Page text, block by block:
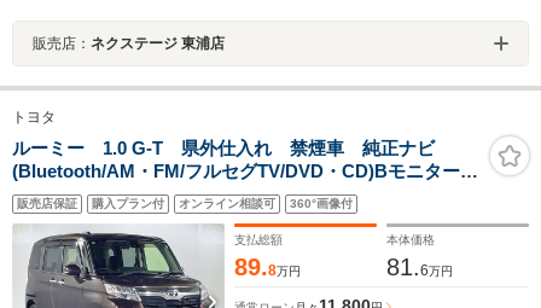
販売店： ネクステージ 東浦店
トヨタ
ルーミー 1.0 G-T 県外仕入れ 禁煙車 純正ナビ
(Bluetooth/AM・FM/フルセグTV/DVD・CD)Bモニター
ETC 両側電動パワースライドドア クルーズコントロ
ール プッシュスタート LEDライト
販売店保証 購入プラン付 オンライン相談可 360°画像付
支払総額
89.8万円
本体価格
81.6万円